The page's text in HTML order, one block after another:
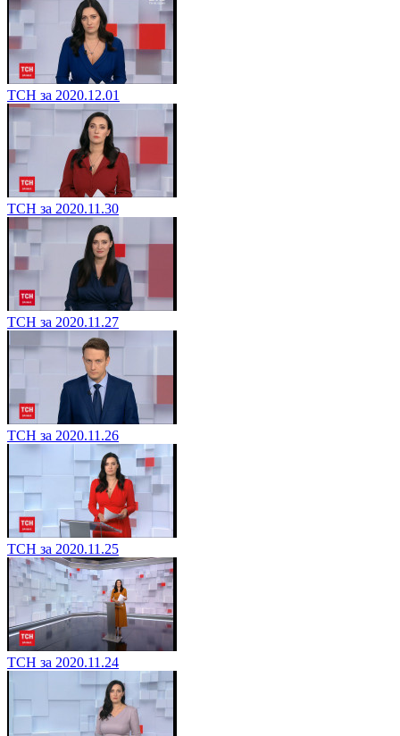
ТСН за 2020.12.01
ТСН за 2020.11.30
ТСН за 2020.11.27
ТСН за 2020.11.26
ТСН за 2020.11.25
ТСН за 2020.11.24